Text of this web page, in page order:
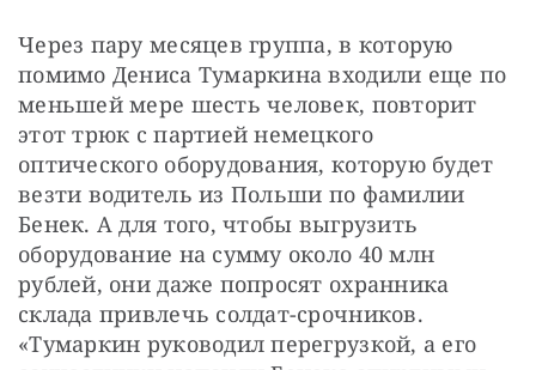
Через пару месяцев группа, в которую
помимо Дениса Тумаркина входили еще по
меньшей мере шесть человек, повторит
этот трюк с партией немецкого
оптического оборудования, которую будет
везти водитель из Польши по фамилии
Бенек. А для того, чтобы выгрузить
оборудование на сумму около 40 млн
рублей, они даже попросят охранника
склада привлечь солдат-срочников.
«Тумаркин руководил перегрузкой, а его